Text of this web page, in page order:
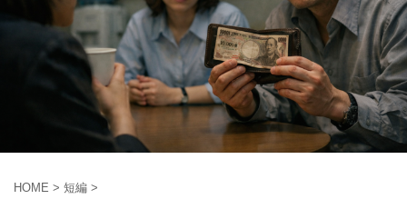
HOME > 短編 >